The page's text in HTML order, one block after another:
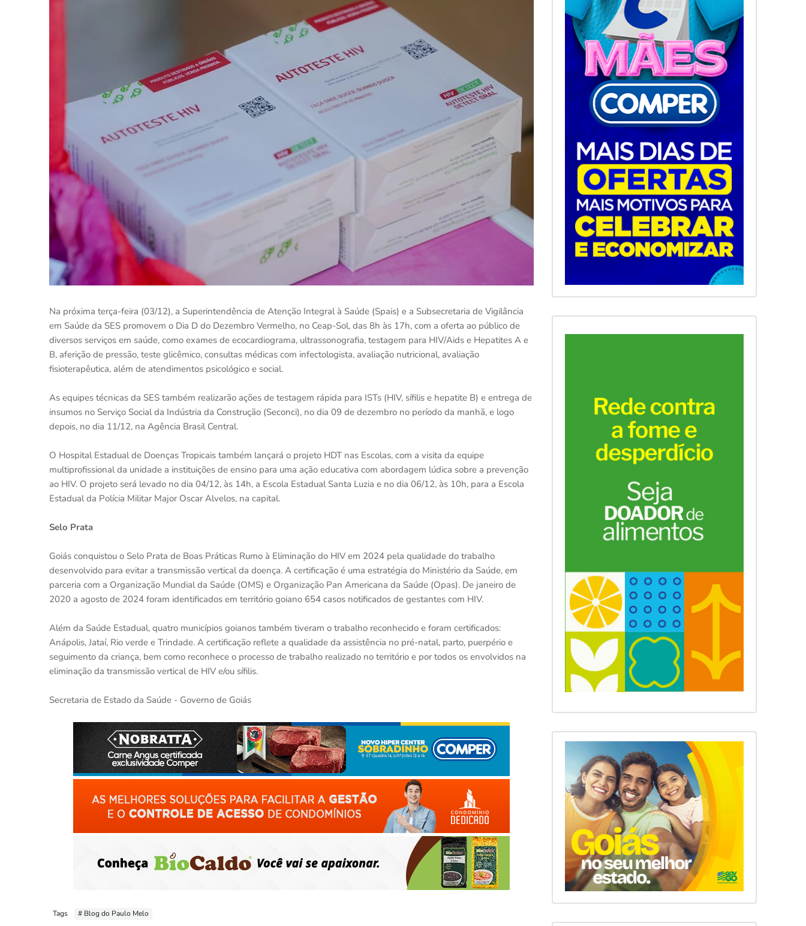
Na próxima terça-feira (03/12), a Superintendência de Atenção Integral à Saúde (Spais) e a Subsecretaria de Vigilância
em Saúde da SES promovem o Dia D do Dezembro Vermelho, no Ceap-Sol, das 8h às 17h, com a oferta ao público de
diversos serviços em saúde, como exames de ecocardiograma, ultrassonografia, testagem para HIV/Aids e Hepatites A e
B, aferição de pressão, teste glicêmico, consultas médicas com infectologista, avaliação nutricional, avaliação
fisioterapêutica, além de atendimentos psicológico e social.
As equipes técnicas da SES também realizarão ações de testagem rápida para ISTs (HIV, sífilis e hepatite B) e entrega de
insumos no Serviço Social da Indústria da Construção (Seconci), no dia 09 de dezembro no período da manhã, e logo
depois, no dia 11/12, na Agência Brasil Central.
O Hospital Estadual de Doenças Tropicais também lançará o projeto HDT nas Escolas, com a visita da equipe
multiprofissional da unidade a instituições de ensino para uma ação educativa com abordagem lúdica sobre a prevenção
ao HIV. O projeto será levado no dia 04/12, às 14h, a Escola Estadual Santa Luzia e no dia 06/12, às 10h, para a Escola
Estadual da Polícia Militar Major Oscar Alvelos, na capital.
Selo Prata
Goiás conquistou o Selo Prata de Boas Práticas Rumo à Eliminação do HIV em 2024 pela qualidade do trabalho
desenvolvido para evitar a transmissão vertical da doença. A certificação é uma estratégia do Ministério da Saúde, em
parceria com a Organização Mundial da Saúde (OMS) e Organização Pan Americana da Saúde (Opas). De janeiro de
2020 a agosto de 2024 foram identificados em território goiano 654 casos notificados de gestantes com HIV.
Além da Saúde Estadual, quatro municípios goianos também tiveram o trabalho reconhecido e foram certificados:
Anápolis, Jataí, Rio verde e Trindade. A certificação reflete a qualidade da assistência no pré-natal, parto, puerpério e
seguimento da criança, bem como reconhece o processo de trabalho realizado no território e por todos os envolvidos na
eliminação da transmissão vertical de HIV e/ou sífilis.
Secretaria de Estado da Saúde - Governo de Goiás
Tags # Blog do Paulo Melo